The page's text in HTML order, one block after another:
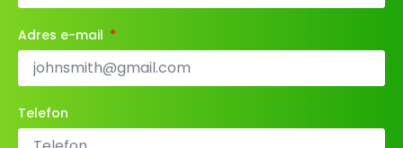
Adres e-mail
Telefon